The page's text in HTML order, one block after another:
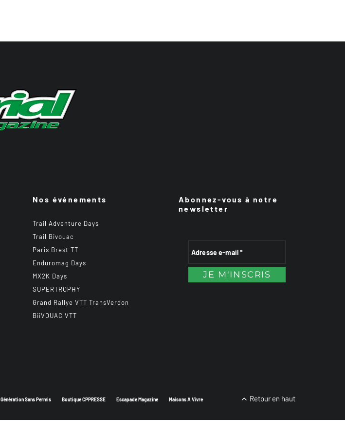
Nos événements
Trail Adventure Days
Trail Bivouac
Paris Brest TT
Enduromag Days
MX2K Days
SUPERTROPHY
Grand Rallye VTT TransVerdon
BiiVOUAC VTT
Abonnez-vous à notre
newsletter
Génération Sans Permis Boutique CPPRESSE Escapade Magazine Maisons A Vivre Retour en haut